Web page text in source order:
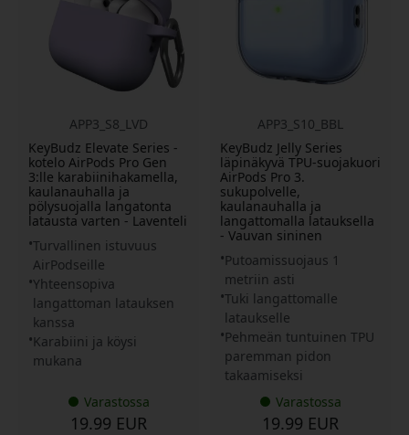
APP3_S8_LVD
KeyBudz Elevate Series -
kotelo AirPods Pro Gen
3:lle karabiinihakamella,
kaulanauhalla ja
pölysuojalla langatonta
latausta varten - Laventeli
Turvallinen istuvuus
AirPodseille
Yhteensopiva
langattoman latauksen
kanssa
Karabiini ja köysi
mukana
Varastossa
19.99 EUR
APP3_S10_BBL
KeyBudz Jelly Series
läpinäkyvä TPU-suojakuori
AirPods Pro 3.
sukupolvelle,
kaulanauhalla ja
langattomalla latauksella
- Vauvan sininen
Putoamissuojaus 1
metriin asti
Tuki langattomalle
lataukselle
Pehmeän tuntuinen TPU
paremman pidon
takaamiseksi
Varastossa
19.99 EUR